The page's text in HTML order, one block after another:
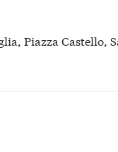
Piazza Castello,